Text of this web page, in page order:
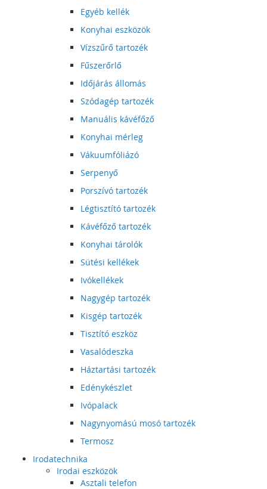
Egyéb kellék
Konyhai eszközök
Vízszűrő tartozék
Fűszerőrlő
Időjárás állomás
Szódagép tartozék
Manuális kávéfőző
Konyhai mérleg
Vákuumfóliázó
Serpenyő
Porszívó tartozék
Légtisztító tartozék
Kávéfőző tartozék
Konyhai tárolók
Sütési kellékek
Ivókellékek
Nagygép tartozék
Kisgép tartozék
Tisztító eszköz
Vasalódeszka
Háztartási tartozék
Edénykészlet
Ivópalack
Nagynyomású mosó tartozék
Termosz
Irodatechnika
Irodai eszközök
Asztali telefon